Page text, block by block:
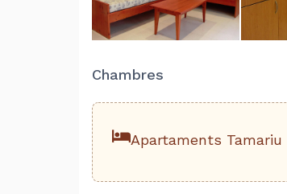
Chambres
Apartaments Tamariu